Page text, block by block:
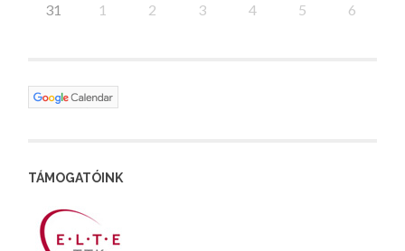
31 1 2 3 4 5 6
TÁMOGATÓINK